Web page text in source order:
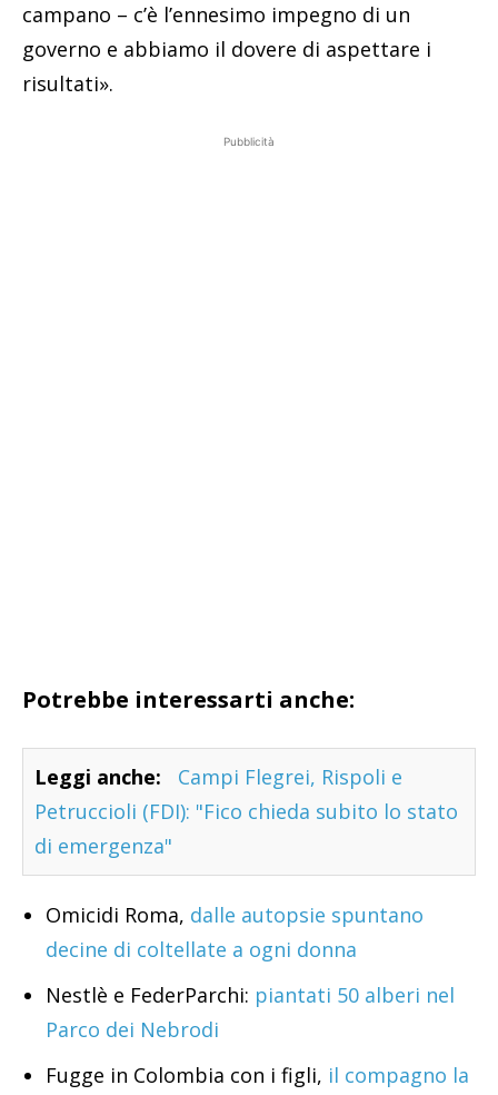
campano – c’è l’ennesimo impegno di un
governo e abbiamo il dovere di aspettare i
risultati».
Pubblicità
Potrebbe interessarti anche:
Leggi anche:
Campi Flegrei, Rispoli e
Petruccioli (FDI): "Fico chieda subito lo stato
di emergenza"
Omicidi Roma, dalle autopsie spuntano
decine di coltellate a ogni donna
Nestlè e FederParchi: piantati 50 alberi nel
Parco dei Nebrodi
Fugge in Colombia con i figli, il compagno la